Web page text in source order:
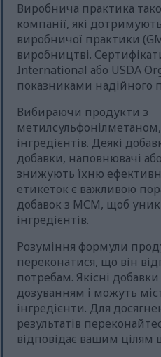
Виробнича практика
компанії, які
виробничої практики
виробництві.
International або USDA
показниками надійного
Вибираючи продукти з
інгредієнтів. Деякі
добавки, наповнювачі
знижують їхню
етикеток є важливою
добавок з МСМ, щоб
інгредієнтів.
Розуміння формули
переконатися, що він
потребам. Якісні
дозуванням і можуть
інгредієнти. Для
результатів
відповідає вашим цілям